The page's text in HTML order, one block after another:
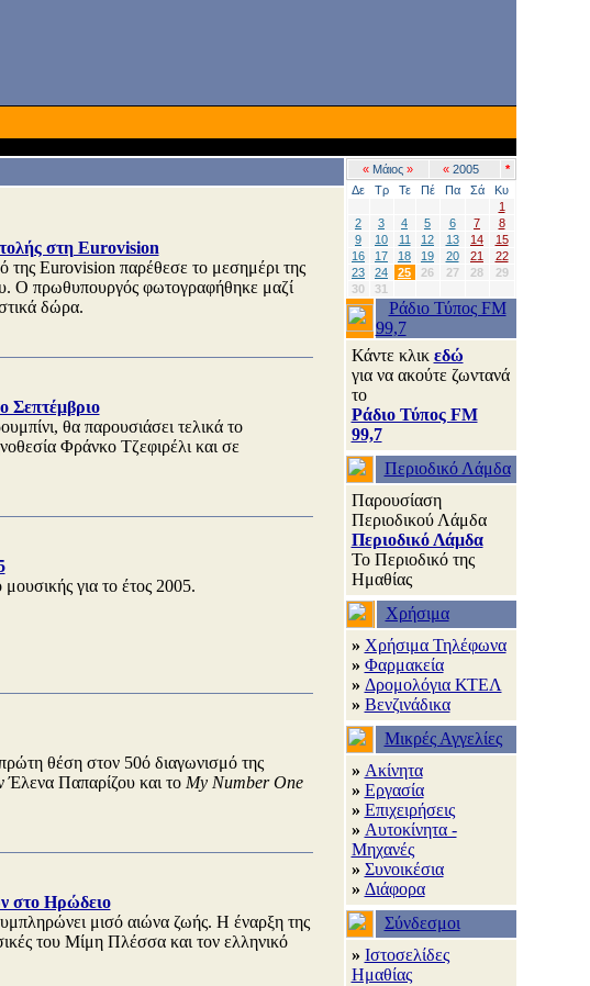
στη Eurovision
της Eurovision παρέθεσε το μεσημέρι της
Ο πρωθυπουργός φωτογραφήθηκε μαζί
δώρα.
Σεπτέμβριο
θα παρουσιάσει τελικά το
Φράνκο Τζεφιρέλι και σε
για το έτος 2005.
θέση στον 50ό διαγωνισμό της
Έλενα Παπαρίζου και το My Number One
στο Ηρώδειο
μισό αιώνα ζωής. Η έναρξη της
του Μίμη Πλέσσα και τον ελληνικό
« Μάιος » « 2005
*
Δε
Τρ Τε Πέ Πα Σά
Κυ
1
2
3 4 5 6 7
8
9
10 11 12 13 14
15
16
17 18 19 20 21
22
23
24 25 26 27 28
29
30
31
Ράδιο Τύπος FM
99,7
Κάντε κλικ εδώ
για να ακούτε ζωντανά
το
Ράδιο Τύπος FM
99,7
Περιοδικό Λάμδα
Παρουσίαση
Περιοδικού Λάμδα
Περιοδικό Λάμδα
Το Περιοδικό της
Ημαθίας
Χρήσιμα
» Χρήσιμα Τηλέφωνα
» Φαρμακεία
» Δρομολόγια ΚΤΕΛ
» Βενζινάδικα
Μικρές Αγγελίες
» Ακίνητα
» Εργασία
» Επιχειρήσεις
» Αυτοκίνητα -
Μηχανές
» Συνοικέσια
» Διάφορα
Σύνδεσμοι
» Ιστοσελίδες
Ημαθίας